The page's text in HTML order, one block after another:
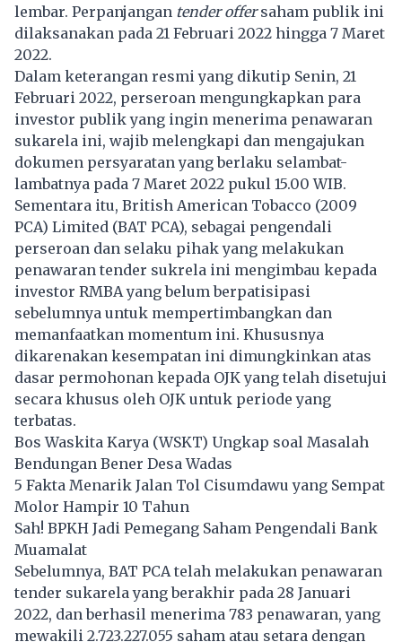
lembar. Perpanjangan tender offersaham publik ini
dilaksanakan pada 21 Februari 2022 hingga 7 Maret
2022.
Dalam keterangan resmi yang dikutip Senin, 21
Februari 2022, perseroan mengungkapkan para
investor publik yang ingin menerima penawaran
sukarela ini, wajib melengkapi dan mengajukan
dokumen persyaratan yang berlaku selambat-
lambatnya pada 7 Maret 2022 pukul 15.00 WIB.
Sementara itu, British American Tobacco (2009
PCA) Limited (BAT PCA), sebagai pengendali
perseroan dan selaku pihak yang melakukan
penawaran tender sukrela ini mengimbau kepada
investor RMBA yang belum berpatisipasi
sebelumnya untuk mempertimbangkan dan
memanfaatkan momentum ini. Khususnya
dikarenakan kesempatan ini dimungkinkan atas
dasar permohonan kepada OJK yang telah disetujui
secara khusus oleh OJK untuk periode yang
terbatas.
Bos Waskita Karya (WSKT) Ungkap soal Masalah
Bendungan Bener Desa Wadas
5 Fakta Menarik Jalan Tol Cisumdawu yang Sempat
Molor Hampir 10 Tahun
Sah! BPKH Jadi Pemegang Saham Pengendali Bank
Muamalat
Sebelumnya, BAT PCA telah melakukan penawaran
tender sukarela yang berakhir pada 28 Januari
2022, dan berhasil menerima 783 penawaran, yang
mewakili 2.723.227.055 saham atau setara dengan